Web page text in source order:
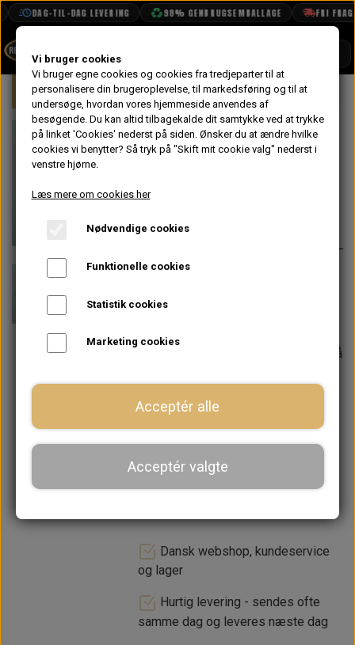
DAG-TIL-DAG LEVERING 98% GENBRUGSEMBALLAGE FRI
BOOK TID
PROJEKTER
TEKNISK DATA
VANDPOLERING
Forside Mini Motor Topstykke
På lager
Spacer til
Varenummer: 1B2925
Spacer til ventildæksel, som også
kromsæt SAC71L
Varen er på
−
LÆG I KURV
Dansk webshop, kundeservice
og lager
Hurtig levering - sendes ofte
samme dag og leveres næste dag
Vi bruger cookies
Vi bruger egne cookies og cookies fra tredjeparter til at
personalisere din brugeroplevelse, til markedsføring og til at
undersøge, hvordan vores hjemmeside anvendes af
besøgende. Du kan altid tilbagekalde dit samtykke ved at trykke
på linket 'Cookies' nederst på siden. Ønsker du at ændre hvilke
cookies vi benytter? Så tryk på "Skift mit cookie valg" nederst i
venstre hjørne.
Læs mere om cookies her
Nødvendige cookies
Funktionelle cookies
Statistik cookies
Marketing cookies
Acceptér alle
Acceptér valgte